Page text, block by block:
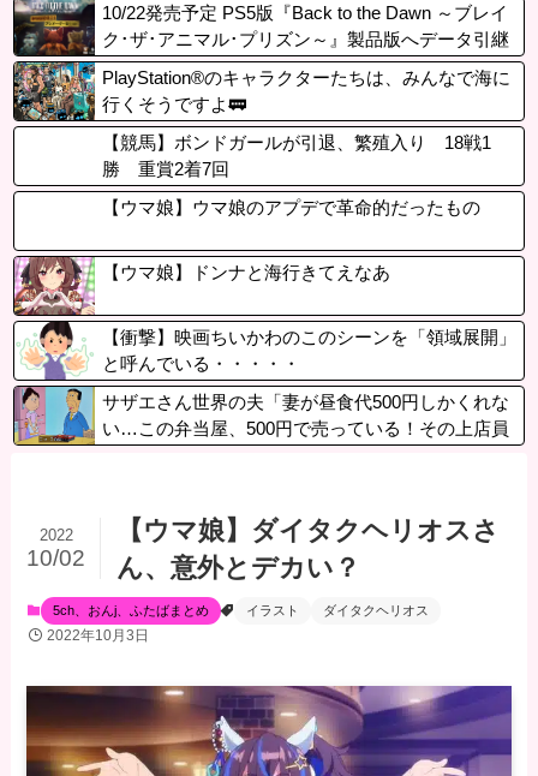
10/22発売予定 PS5版『Back to the Dawn ～ブレイ
ク･ザ･アニマル･プリズン～』製品版へデータ引継
ぎ可能な「体験版」が配信開始！
PlayStation®のキャラクターたちは、みんなで海に
行くそうですよ🚃
【競馬】ボンドガールが引退、繁殖入り 18戦1
勝 重賞2着7回
【ウマ娘】ウマ娘のアプデで革命的だったもの
【ウマ娘】ドンナと海行きてえなあ
【衝撃】映画ちいかわのこのシーンを「領域展開」
と呼んでいる・・・・・
サザエさん世界の夫「妻が昼食代500円しかくれな
い…この弁当屋、500円で売っている！その上店員
【ウマ娘】ダイタクヘリオスさ
ん、意外とデカい？
2022
10/02
5ch、おんj、ふたばまとめ イラスト ダイタクヘリオス
2022年10月3日